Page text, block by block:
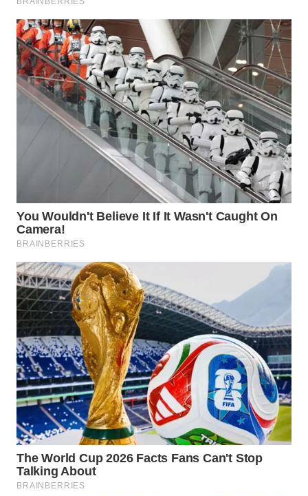
WN
BORNEO
Wahana
Media
Group
WAHANA
ADVOKAT
WAHANA
INFRASTRUKTUR
WAHANA
KONSUMEN
WAHANA
LISTRIK
WAHANA
TRAVEL
WAHANA